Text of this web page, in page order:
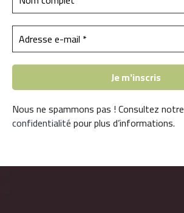
Nous ne spammons pas ! Consultez notre
confidentialitépour plus d’informations.